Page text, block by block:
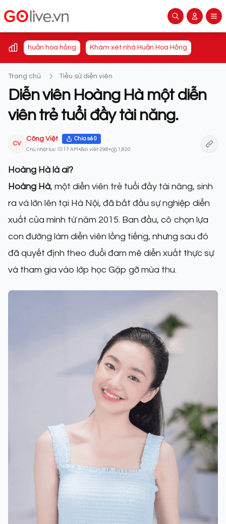
huấn hoa hồng Khám xét nhà Huấn Hoa Hồng
Trang chủ Tiểu sử diễn viên
Diễn viên Hoàng Hà một diễn
viên trẻ tuổi đầy tài năng.
CV
Công Việt Chia sẻ0
Chủ nhật lúc 10:17 AM • Bài viết: 298 • 1,820
Hoàng Hà là ai?
Hoàng Hà, một diễn viên trẻ tuổi đầy tài năng, sinh
ra và lớn lên tại Hà Nội, đã bắt đầu sự nghiệp diễn
xuất của mình từ năm 2015. Ban đầu, cô chọn lựa
con đường làm diễn viên lồng tiếng, nhưng sau đó
đã quyết định theo đuổi đam mê diễn xuất thực sự
và tham gia vào lớp học Gặp gỡ mùa thu.